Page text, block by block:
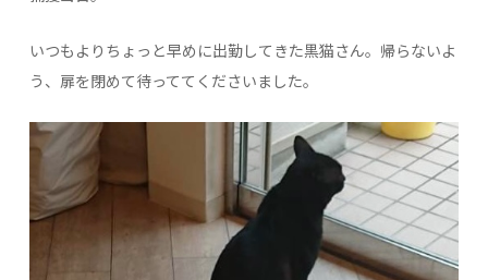
いつもよりちょっと早めに出勤してきた黒猫さん。帰らないよ
う、扉を閉めて待っててくださいました。